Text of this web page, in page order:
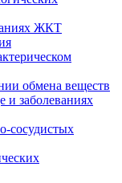
ЖКТ
обмена веществ
и заболеваниях
сосудистых